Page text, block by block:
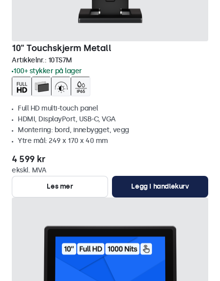
10" Touchskjerm Metall
Artikkelnr.: 10TS7M
100+ stykker på lager
Full HD multi-touch panel
HDMI, DisplayPort, USB-C, VGA
Montering: bord, innebygget, vegg
Ytre mål: 249 x 170 x 40 mm
4 599 kr
ekskl. MVA
Les mer
Legg i handlekurv